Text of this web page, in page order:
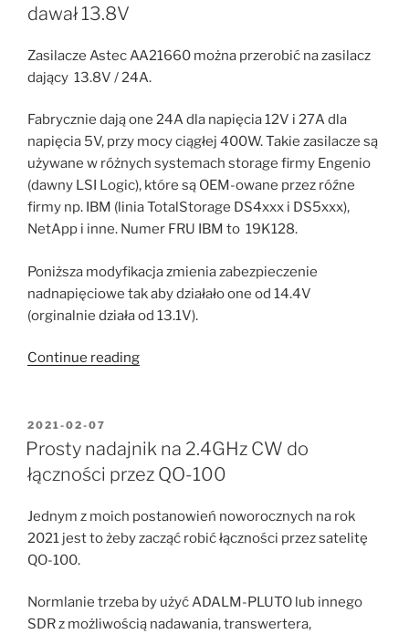
urządzenia”
dawał 13.8V
Zasilacze Astec AA21660 można przerobić na zasilacz
dający 13.8V / 24A.
Fabrycznie dają one 24A dla napięcia 12V i 27A dla
napięcia 5V, przy mocy ciągłej 400W. Takie zasilacze są
używane w różnych systemach storage firmy Engenio
(dawny LSI Logic), które są OEM-owane przez róźne
firmy np. IBM (linia TotalStorage DS4xxx i DS5xxx),
NetApp i inne. Numer FRU IBM to 19K128.
Poniższa modyfikacja zmienia zabezpieczenie
nadnapięciowe tak aby działało one od 14.4V
(orginalnie działa od 13.1V).
Continue reading“Modyfikacja
aby
dawał
13.8V”
POSTED
ON
2021-02-07
Prosty nadajnik na 2.4GHz CW do
łączności przez QO-100
Jednym z moich postanowień noworocznych na rok
2021 jest to żeby zacząć robić łączności przez satelitę
QO-100.
Normlanie trzeba by użyć ADALM-PLUTO lub innego
SDR z możliwością nadawania, transwertera,